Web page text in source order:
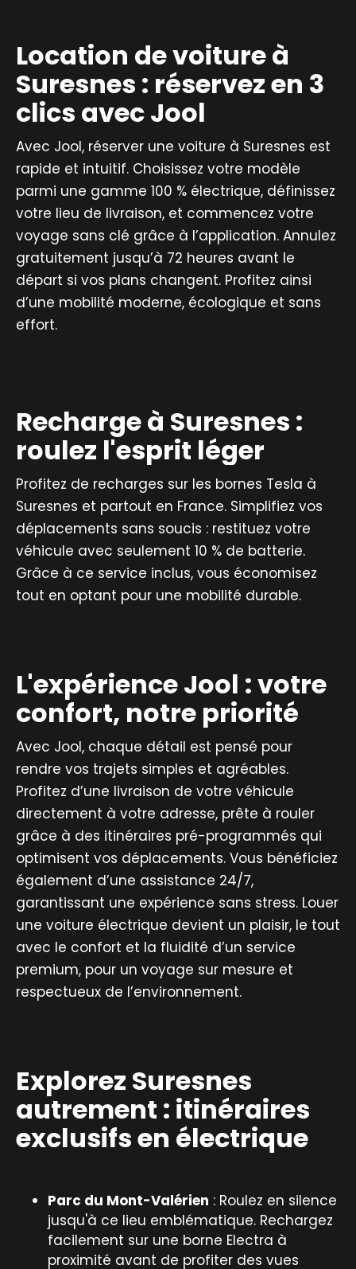
Location de voiture à
Suresnes : réservez en 3
clics avec Jool
Avec Jool, réserver une voiture à Suresnes est
rapide et intuitif. Choisissez votre modèle
parmi une gamme 100 % électrique, définissez
votre lieu de livraison, et commencez votre
voyage sans clé grâce à l’application. Annulez
gratuitement jusqu’à 72 heures avant le
départ si vos plans changent. Profitez ainsi
d’une mobilité moderne, écologique et sans
effort.
Recharge à Suresnes :
roulez l'esprit léger
Profitez de recharges sur les bornes Tesla à
Suresnes et partout en France. Simplifiez vos
déplacements sans soucis : restituez votre
véhicule avec seulement 10 % de batterie.
Grâce à ce service inclus, vous économisez
tout en optant pour une mobilité durable.
L'expérience Jool : votre
confort, notre priorité
Avec Jool, chaque détail est pensé pour
rendre vos trajets simples et agréables.
Profitez d’une livraison de votre véhicule
directement à votre adresse, prête à rouler
grâce à des itinéraires pré-programmés qui
optimisent vos déplacements. Vous bénéficiez
également d’une assistance 24/7,
garantissant une expérience sans stress. Louer
une voiture électrique devient un plaisir, le tout
avec le confort et la fluidité d’un service
premium, pour un voyage sur mesure et
respectueux de l’environnement.
Explorez Suresnes
autrement : itinéraires
exclusifs en électrique
Parc du Mont-Valérien : Roulez en silence
jusqu'à ce lieu emblématique. Rechargez
facilement sur une borne Electra à
proximité avant de profiter des vues